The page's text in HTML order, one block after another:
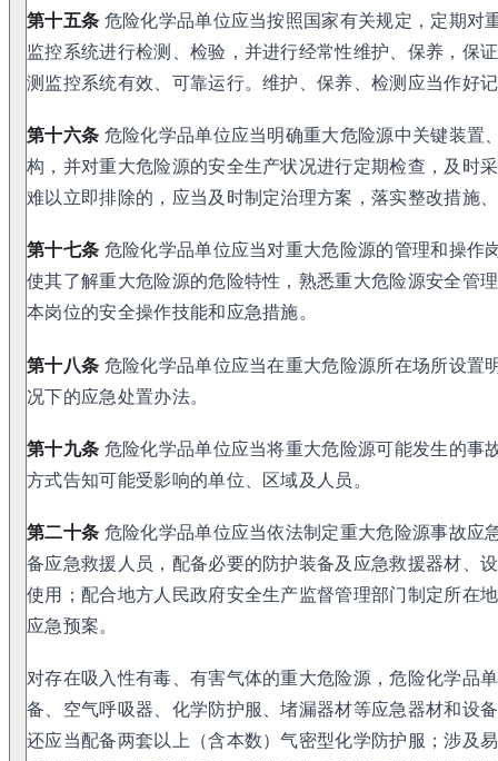
第十五条 危险化学品单位应当按照国家有关规定，定期对
监控系统进行检测、检验，并进行经常性维护、保养，保
测监控系统有效、可靠运行。维护、保养、检测应当作好
第十六条 危险化学品单位应当明确重大危险源中关键装置
构，并对重大危险源的安全生产状况进行定期检查，及时
难以立即排除的，应当及时制定治理方案，落实整改措施
第十七条 危险化学品单位应当对重大危险源的管理和操作
使其了解重大危险源的危险特性，熟悉重大危险源安全管
本岗位的安全操作技能和应急措施。
第十八条 危险化学品单位应当在重大危险源所在场所设置
况下的应急处置办法。
第十九条 危险化学品单位应当将重大危险源可能发生的事
方式告知可能受影响的单位、区域及人员。
第二十条 危险化学品单位应当依法制定重大危险源事故应
备应急救援人员，配备必要的防护装备及应急救援器材、
使用；配合地方人民政府安全生产监督管理部门制定所在
应急预案。
对存在吸入性有毒、有害气体的重大危险源，危险化学品
备、空气呼吸器、化学防护服、堵漏器材等应急器材和设
还应当配备两套以上（含本数）气密型化学防护服；涉及